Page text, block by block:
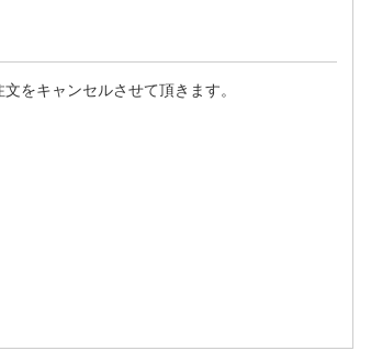
をキャンセルさせて頂きます。